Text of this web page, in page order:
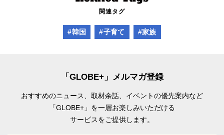
関連タグ
#韓国 #子育て #家族
「GLOBE+」メルマガ登録
おすすめのニュース、取材余話、 イベントの優先案内など
「GLOBE+」を一層お楽しみいただける
サービスをご提供します。